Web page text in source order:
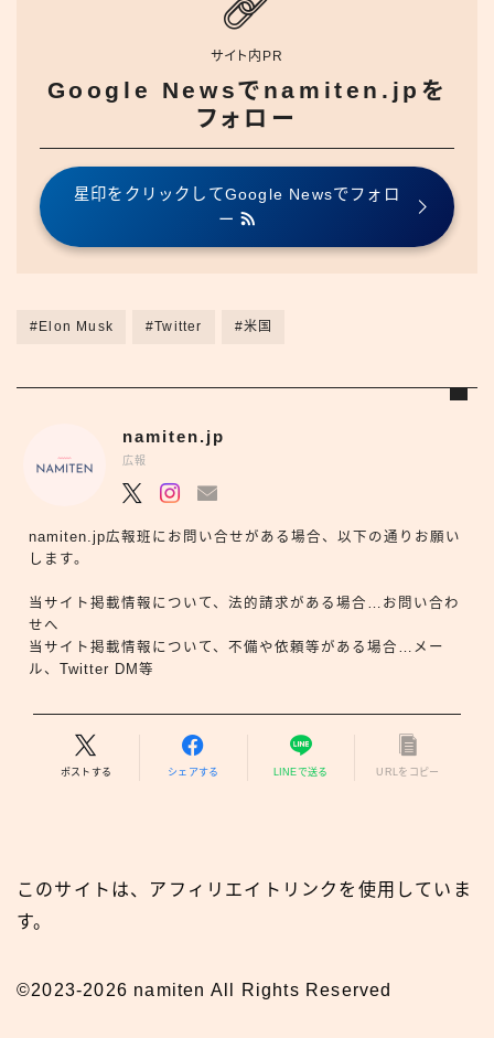
サイト内PR
Google Newsでnamiten.jpを
フォロー
星印をクリックしてGoogle Newsでフォロ
ー
#Elon Musk #Twitter #米国
namiten.jp
広報
namiten.jp広報班にお問い合せがある場合、以下の通りお願い
します。
当サイト掲載情報について、法的請求がある場合…お問い合わ
せへ
当サイト掲載情報について、不備や依頼等がある場合…メー
ル、Twitter DM等
ポストする シェアする LINEで送る URLをコピー
このサイトは、アフィリエイトリンクを使用していま
す。
©2023-2026 namiten All Rights Reserved